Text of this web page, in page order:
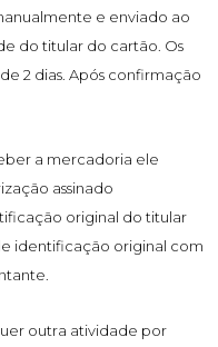
e enviado ao
do titular do cartão. Os
2 dias. Após confirmação
a mercadoria ele
assinado
original do titular
identificação original com
outra atividade por